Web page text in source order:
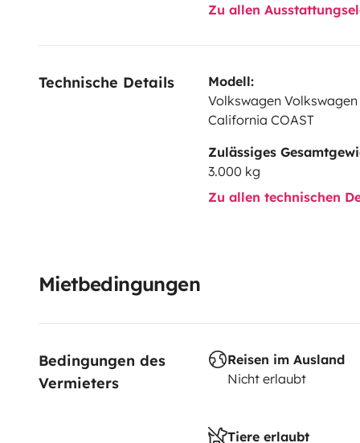
sans contrainte d’hébergement.
N’hesitez pas à nous contacter pour plus d’infos.
Zu allen
Technische Details
Modell:
Volkswagen Volkswagen
California COAST
Zulässiges
3.000 kg
Zu allen technischen
Mietbedingungen
Bedingungen des
Vermieters
Reisen im Ausland
Nicht erlaubt
Tiere erlaubt